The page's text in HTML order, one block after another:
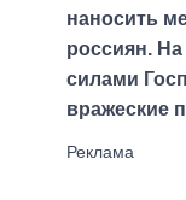
наносить
россиян.
силами
вражеские